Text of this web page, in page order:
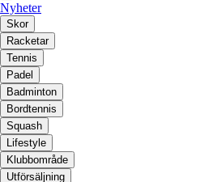
Nyheter
Skor
Racketar
Tennis
Padel
Badminton
Bordtennis
Squash
Lifestyle
Klubbområde
Utförsäljning